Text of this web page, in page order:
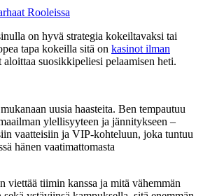
Rooleissa
on hyvä strategia kokeiltavaksi tai
tapa kokeilla sitä on kasinot ilman
aloittaa suosikkipeliesi pelaamisen heti.
uusia haasteita. Ben tempautuu
ylellisyyteen ja jännitykseen –
vaatteisiin ja VIP-kohteluun, joka tuntuu
hänen vaatimattomasta
viettää tiimin kanssa ja mitä vähemmän